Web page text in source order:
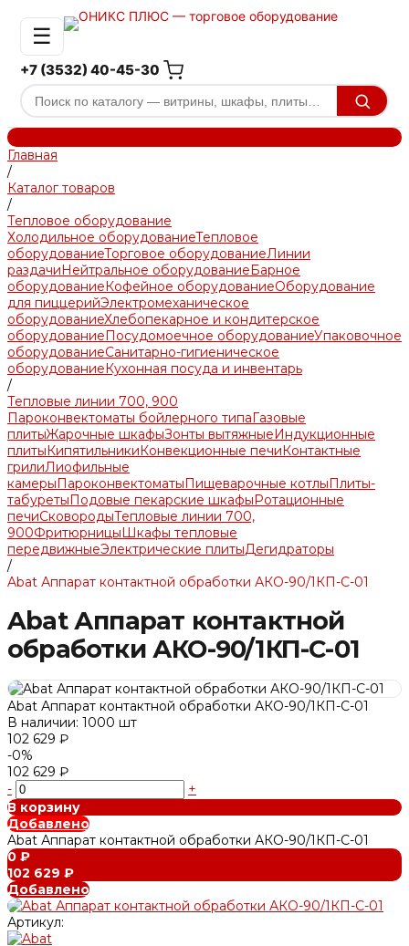
☰
+7 (3532) 40-45-30
Главная
/
Каталог товаров
/
Тепловое оборудование
Холодильное оборудованиеТепловое
оборудованиеТорговое оборудованиеЛинии
раздачиНейтральное оборудованиеБарное
оборудованиеКофейное оборудованиеОборудование
для пиццерийЭлектромеханическое
оборудованиеХлебопекарное и кондитерское
оборудованиеПосудомоечное оборудованиеУпаковочное
оборудованиеСанитарно-гигиеническое
оборудованиеКухонная посуда и инвентарь
/
Тепловые линии 700, 900
Пароконвектоматы бойлерного типаГазовые
плитыЖарочные шкафыЗонты вытяжныеИндукционные
плитыКипятильникиКонвекционные печиКонтактные
грилиЛиофильные
камерыПароконвектоматыПищеварочные котлыПлиты-
табуретыПодовые пекарские шкафыРотационные
печиСковородыТепловые линии 700,
900ФритюрницыШкафы тепловые
передвижныеЭлектрические плитыДегидраторы
/
Abat Аппарат контактной обработки АКО-90/1КП-С-01
Abat Аппарат контактной
обработки АКО-90/1КП-С-01
Abat Аппарат контактной обработки АКО-90/1КП-С-01
В наличии: 1000 шт
102 629 ₽
-0%
102 629 ₽
-
+
В корзину
Добавлено
Abat Аппарат контактной обработки АКО-90/1КП-С-01
0 ₽
102 629 ₽
Добавлено
Артикул: